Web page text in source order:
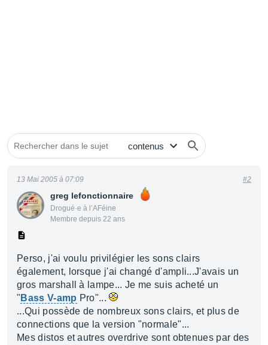
greg lefonctionnaire
Drogué·e à l’AFéine
Membre depuis 22 ans
13 Mai 2005 à 07:09 #2
Perso, j'ai voulu privilégier les sons clairs
également, lorsque j'ai changé d'ampli...J'avais un
gros marshall à lampe... Je me suis acheté un
" Bass V-amp Pro"...
...Qui possède de nombreux sons clairs, et plus de
connections que la version "normale"...
Mes distos et autres overdrive sont obtenues par des